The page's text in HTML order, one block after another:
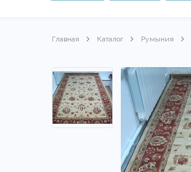
Главная Каталог Румыния